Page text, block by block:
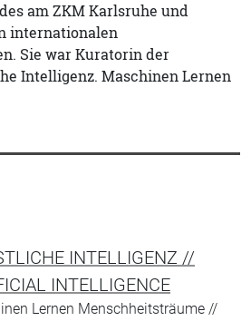
am ZKM Karlsruhe und
internationalen
Sie war Kuratorin der
Intelligenz. Maschinen Lernen
INTELLIGENZ //
INTELLIGENCE
Lernen Menschheitsträume //